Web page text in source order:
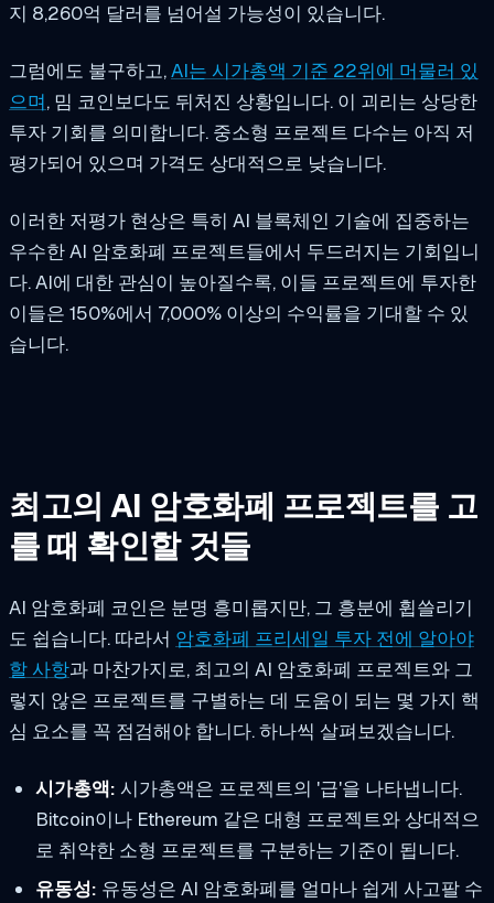
지 8,260억 달러를 넘어설 가능성이 있습니다.
그럼에도 불구하고,AI는 시가총액 기준 22위에 머물러 있
으며, 밈 코인보다도 뒤처진 상황입니다. 이 괴리는 상당한
투자 기회를 의미합니다. 중소형 프로젝트 다수는 아직 저
평가되어 있으며 가격도 상대적으로 낮습니다.
이러한 저평가 현상은 특히 AI 블록체인 기술에 집중하는
우수한 AI 암호화폐 프로젝트들에서 두드러지는 기회입니
다. AI에 대한 관심이 높아질수록, 이들 프로젝트에 투자한
이들은 150%에서 7,000% 이상의 수익률을 기대할 수 있
습니다.
최고의 AI 암호화폐 프로젝트를 고
를 때 확인할 것들
AI 암호화폐 코인은 분명 흥미롭지만, 그 흥분에 휩쓸리기
도 쉽습니다. 따라서 암호화폐 프리세일 투자 전에 알아야
할 사항과 마찬가지로, 최고의 AI 암호화폐 프로젝트와 그
렇지 않은 프로젝트를 구별하는 데 도움이 되는 몇 가지 핵
심 요소를 꼭 점검해야 합니다. 하나씩 살펴보겠습니다.
시가총액: 시가총액은 프로젝트의 '급'을 나타냅니다.
Bitcoin이나 Ethereum 같은 대형 프로젝트와 상대적으
로 취약한 소형 프로젝트를 구분하는 기준이 됩니다.
유동성: 유동성은 AI 암호화폐를 얼마나 쉽게 사고팔 수